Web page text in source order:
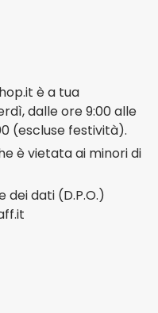
è a tua
dalle ore 9:00 alle
(escluse festività).
è vietata ai minori di
dei dati (D.P.O.)